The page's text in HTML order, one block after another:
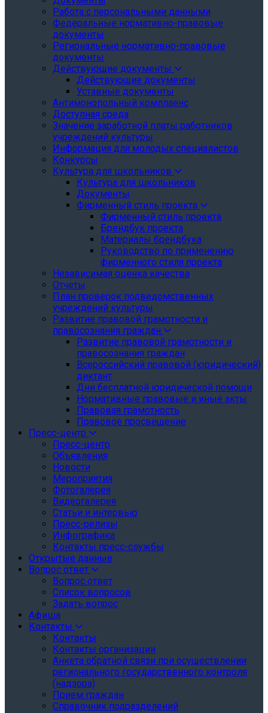
Работа с персональными данными
Федеральные нормативно-правовые
документы
Региональные нормативно-правовые
документы
Действующие документы
Действующие документы
Уставные документы
Антимонопольный комплаенс
Доступная среда
Значение заработной платы работников
учреждений культуры
Информация для молодых специалистов
Конкурсы
Культура для школьников
Культура для школьников
Документы
Фирменный стиль проекта
Фирменный стиль проекта
Брендбук проекта
Материалы брендбука
Руководство по применению
фирменного стиля проекта
Независимая оценка качества
Отчеты
План проверок подведомственных
учреждений культуры
Развитие правовой грамотности и
правосознания граждан
Развитие правовой грамотности и
правосознания граждан
Всероссийский правовой (юридический)
диктант
Дни бесплатной юридической помощи
Нормативные правовые и иные акты
Правовая грамотность
Правовое просвещение
Пресс-центр
Пресс-центр
Объявления
Новости
Мероприятия
Фотогалерея
Видеогалерея
Статьи и интервью
Пресс-релизы
Инфографика
Контакты пресс-службы
Открытые данные
Вопрос ответ
Вопрос ответ
Список вопросов
Задать вопрос
Афиша
Контакты
Контакты
Контакты организации
Анкета обратной связи при осуществлении
регионального государственного контроля
(надзора)
Прием граждан
Справочник подразделений